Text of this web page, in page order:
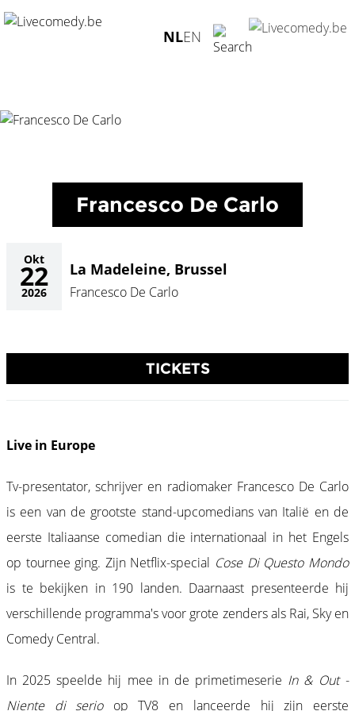
NLEN
Home/Agenda/ /La Madeleine, Brussel
Francesco De Carlo
Okt
22
2026
La Madeleine, Brussel
Francesco De Carlo
TICKETS
Live in Europe
Tv-presentator, schrijver en radiomaker Francesco De Carlo
is een van de grootste stand-upcomedians van Italië en de
eerste Italiaanse comedian die internationaal in het Engels
op tournee ging. Zijn Netflix-special Cose Di Questo Mondo
is te bekijken in 190 landen. Daarnaast presenteerde hij
verschillende programma's voor grote zenders als Rai, Sky en
Comedy Central.
In 2025 speelde hij mee in de primetimeserie In & Out -
Niente di serioop TV8 en lanceerde hij zijn eerste